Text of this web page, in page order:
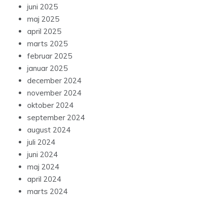
juni 2025
maj 2025
april 2025
marts 2025
februar 2025
januar 2025
december 2024
november 2024
oktober 2024
september 2024
august 2024
juli 2024
juni 2024
maj 2024
april 2024
marts 2024